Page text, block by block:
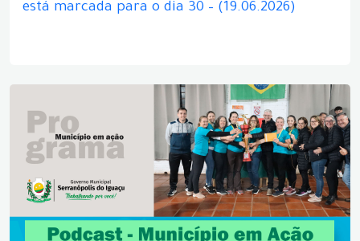
está marcada para o dia 30 – (19.06.2026)